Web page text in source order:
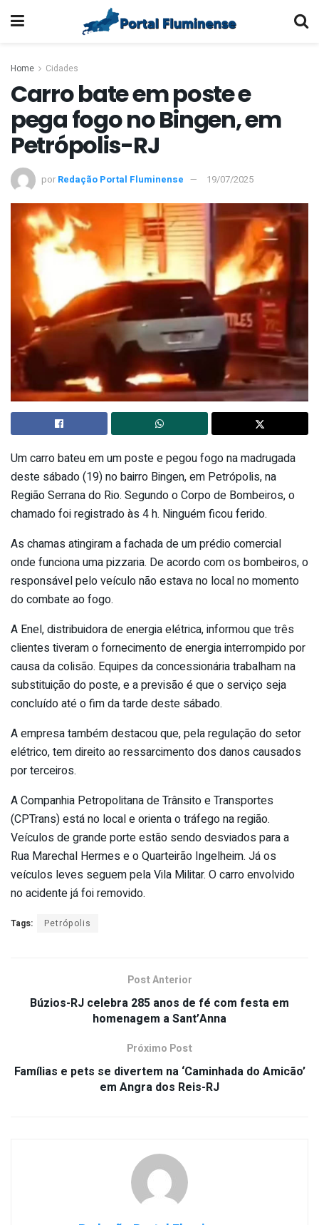
Home Cidades
Carro bate em poste e
pega fogo no Bingen, em
Petrópolis-RJ
por Redação Portal Fluminense 19/07/2025
Um carro bateu em um poste e pegou fogo na madrugada
deste sábado (19) no bairro Bingen, em Petrópolis, na
Região Serrana do Rio. Segundo o Corpo de Bombeiros, o
chamado foi registrado às 4 h. Ninguém ficou ferido.
As chamas atingiram a fachada de um prédio comercial
onde funciona uma pizzaria. De acordo com os bombeiros, o
responsável pelo veículo não estava no local no momento
do combate ao fogo.
A Enel, distribuidora de energia elétrica, informou que três
clientes tiveram o fornecimento de energia interrompido por
causa da colisão. Equipes da concessionária trabalham na
substituição do poste, e a previsão é que o serviço seja
concluído até o fim da tarde deste sábado.
A empresa também destacou que, pela regulação do setor
elétrico, tem direito ao ressarcimento dos danos causados
por terceiros.
A Companhia Petropolitana de Trânsito e Transportes
(CPTrans) está no local e orienta o tráfego na região.
Veículos de grande porte estão sendo desviados para a
Rua Marechal Hermes e o Quarteirão Ingelheim. Já os
veículos leves seguem pela Vila Militar. O carro envolvido
no acidente já foi removido.
Tags: Petrópolis
Post Anterior
Búzios-RJ celebra 285 anos de fé com festa em
homenagem a Sant’Anna
Próximo Post
Famílias e pets se divertem na ‘Caminhada do Amicão’
em Angra dos Reis-RJ